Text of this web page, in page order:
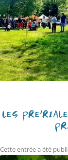
LES
Cette entrée a été